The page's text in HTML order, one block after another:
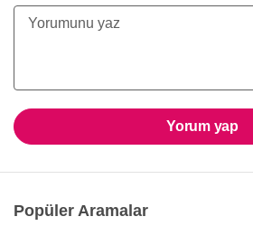
Yorum yap
Popüler Aramalar